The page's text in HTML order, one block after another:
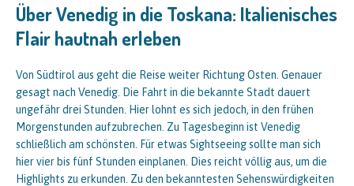
Über Venedig in die Toskana: Italienisches
Flair hautnah erleben
Von Südtirol aus geht die Reise weiter Richtung Osten. Genauer
gesagt nach Venedig. Die Fahrt in die bekannte Stadt dauert
ungefähr drei Stunden. Hier lohnt es sich jedoch, in den frühen
Morgenstunden aufzubrechen. Zu Tagesbeginn ist Venedig
schließlich am schönsten. Für etwas Sightseeing sollte man sich
hier vier bis fünf Stunden einplanen. Dies reicht völlig aus, um die
Highlights zu erkunden. Zu den bekanntesten Sehenswürdigkeiten